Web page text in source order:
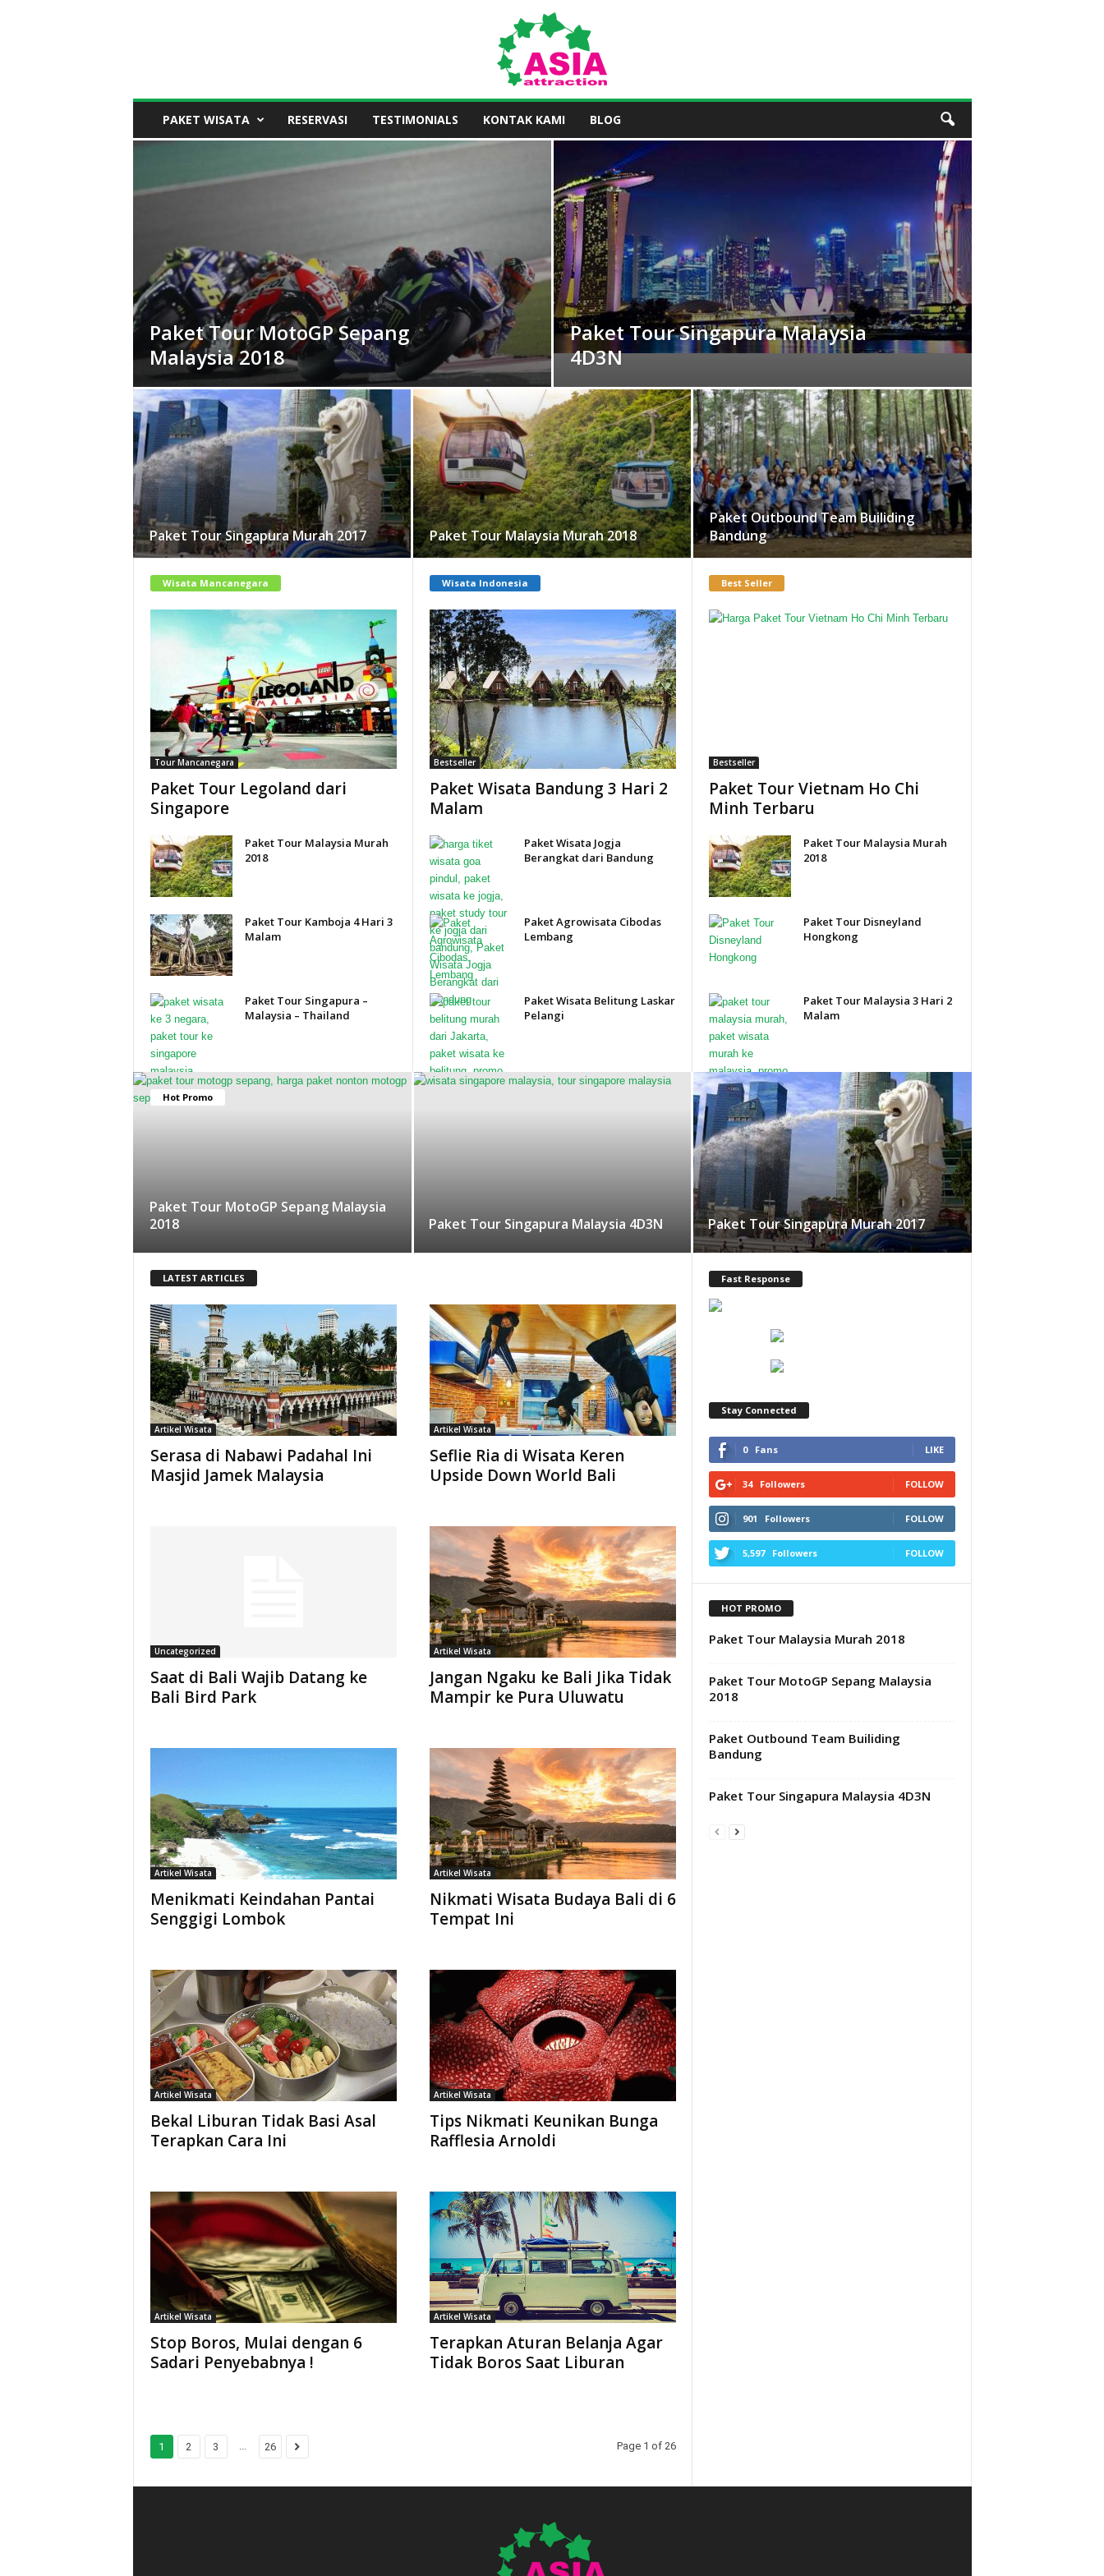
PAKET WISATA RESERVASI TESTIMONIALS KONTAK KAMI BLOG
Paket Tour MotoGP Sepang
Malaysia 2018
Paket Tour Singapura Malaysia
4D3N
Paket Tour Singapura Murah 2017 Paket Tour Malaysia Murah 2018
Paket Outbound Team Builiding
Bandung
Wisata Mancanegara
Tour Mancanegara
Paket Tour Legoland dari
Singapore
Paket Tour Malaysia Murah
2018
Paket Tour Kamboja 4 Hari 3
Malam
Paket Tour Singapura –
Malaysia – Thailand
Wisata Indonesia
Bestseller
Paket Wisata Bandung 3 Hari 2
Malam
Paket Wisata Jogja
Berangkat dari Bandung
Paket Agrowisata Cibodas
Lembang
Paket Wisata Belitung Laskar
Pelangi
Best Seller
Bestseller
Paket Tour Vietnam Ho Chi
Minh Terbaru
Paket Tour Malaysia Murah
2018
Paket Tour Disneyland
Hongkong
Paket Tour Malaysia 3 Hari 2
Malam
Hot Promo
Paket Tour MotoGP Sepang Malaysia
2018
Paket Tour Singapura Malaysia 4D3N Paket Tour Singapura Murah 2017
LATEST ARTICLES
Artikel Wisata
Serasa di Nabawi Padahal Ini
Masjid Jamek Malaysia
Artikel Wisata
Seflie Ria di Wisata Keren
Upside Down World Bali
Uncategorized
Saat di Bali Wajib Datang ke
Bali Bird Park
Artikel Wisata
Jangan Ngaku ke Bali Jika Tidak
Mampir ke Pura Uluwatu
Artikel Wisata
Menikmati Keindahan Pantai
Senggigi Lombok
Artikel Wisata
Nikmati Wisata Budaya Bali di 6
Tempat Ini
Artikel Wisata
Bekal Liburan Tidak Basi Asal
Terapkan Cara Ini
Artikel Wisata
Tips Nikmati Keunikan Bunga
Rafflesia Arnoldi
Artikel Wisata
Stop Boros, Mulai dengan 6
Sadari Penyebabnya !
Artikel Wisata
Terapkan Aturan Belanja Agar
Tidak Boros Saat Liburan
1 2 3 26 Page 1 of 26
Fast Response
Stay Connected
0 Fans LIKE
34 Followers FOLLOW
901 Followers FOLLOW
5,597 Followers FOLLOW
HOT PROMO
Paket Tour Malaysia Murah 2018
Paket Tour MotoGP Sepang Malaysia
2018
Paket Outbound Team Builiding
Bandung
Paket Tour Singapura Malaysia 4D3N